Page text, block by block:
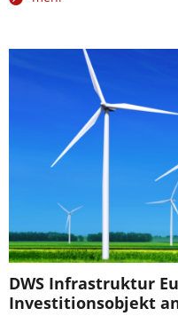
DWS Infrastruktur
Investitionsobjekt